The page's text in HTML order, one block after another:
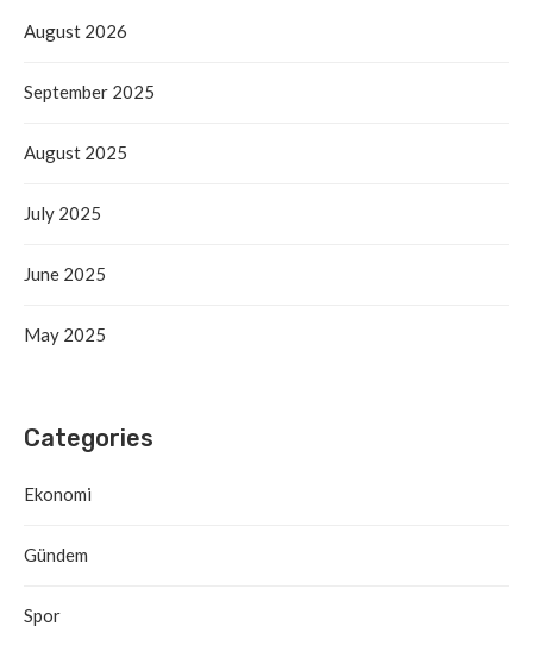
August 2026
September 2025
August 2025
July 2025
June 2025
May 2025
Categories
Ekonomi
Gündem
Spor